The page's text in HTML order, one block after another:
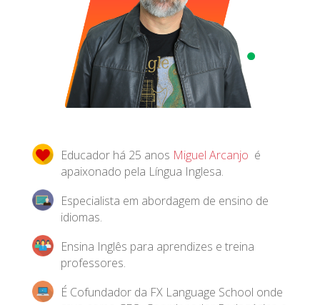
Educador há 25 anos Miguel Arcanjo é
apaixonado pela Língua Inglesa.
Especialista em abordagem de ensino de
idiomas.
Ensina Inglês para aprendizes e treina
professores.
É Cofundador da FX Language School onde